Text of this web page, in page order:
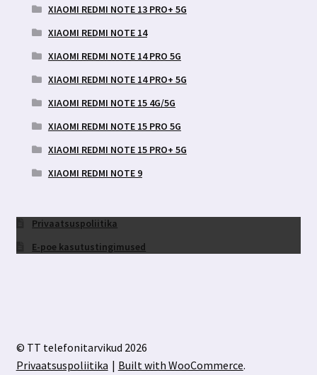
XIAOMI REDMI NOTE 13 PRO+ 5G
XIAOMI REDMI NOTE 14
XIAOMI REDMI NOTE 14 PRO 5G
XIAOMI REDMI NOTE 14 PRO+ 5G
XIAOMI REDMI NOTE 15 4G/5G
XIAOMI REDMI NOTE 15 PRO 5G
XIAOMI REDMI NOTE 15 PRO+ 5G
XIAOMI REDMI NOTE 9
Privaatsuspoliitika
E-poe kasutustingimused
© TT telefonitarvikud 2026
Privaatsuspoliitika
Built with WooCommerce.